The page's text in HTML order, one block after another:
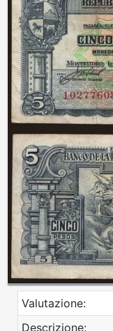
Valutazione:
Descrizione: